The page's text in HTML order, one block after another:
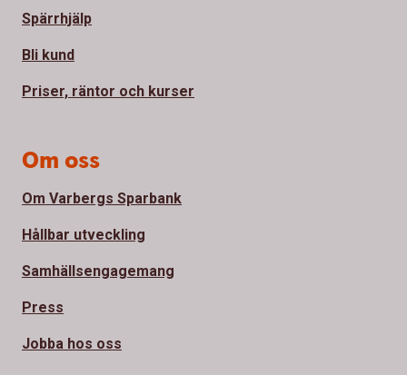
Spärrhjälp
Bli kund
Priser, räntor och kurser
Om oss
Om Varbergs Sparbank
Hållbar utveckling
Samhällsengagemang
Press
Jobba hos oss